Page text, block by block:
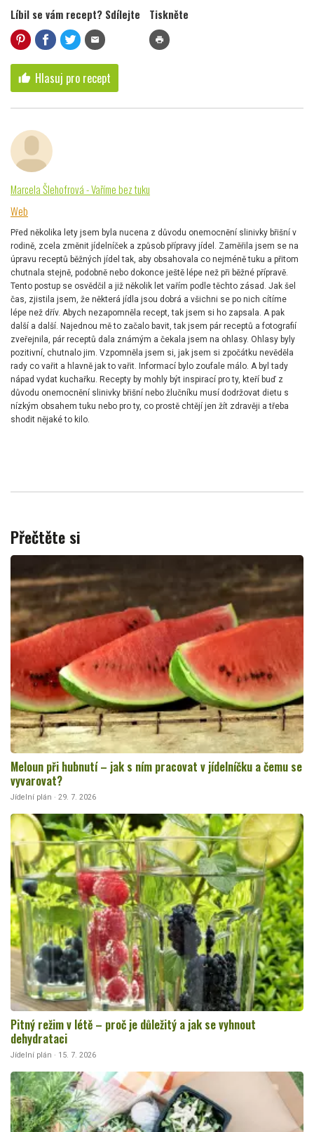
Líbil se vám recept? Sdílejte
mail
Tiskněte
print
thumb_up Hlasuj pro recept
Marcela Šlehofrová - Vaříme bez tuku
Web
Před několika lety jsem byla nucena z důvodu onemocnění slinivky břišní v
rodině, zcela změnit jídelníček a způsob přípravy jídel. Zaměřila jsem se na
úpravu receptů běžných jídel tak, aby obsahovala co nejméně tuku a přitom
chutnala stejně, podobně nebo dokonce ještě lépe než při běžné přípravě.
Tento postup se osvědčil a již několik let vařím podle těchto zásad. Jak šel
čas, zjistila jsem, že některá jídla jsou dobrá a všichni se po nich cítíme
lépe než dřív. Abych nezapomněla recept, tak jsem si ho zapsala. A pak
další a další. Najednou mě to začalo bavit, tak jsem pár receptů a fotografií
zveřejnila, pár receptů dala známým a čekala jsem na ohlasy. Ohlasy byly
pozitivní, chutnalo jim. Vzpomněla jsem si, jak jsem si zpočátku nevěděla
rady co vařit a hlavně jak to vařit. Informací bylo zoufale málo. A byl tady
nápad vydat kuchařku. Recepty by mohly být inspirací pro ty, kteří buď z
důvodu onemocnění slinivky břišní nebo žlučníku musí dodržovat dietu s
nízkým obsahem tuku nebo pro ty, co prostě chtějí jen žít zdravěji a třeba
shodit nějaké to kilo.
Přečtěte si
Meloun při hubnutí – jak s ním pracovat v jídelníčku a čemu se
vyvarovat?
Jídelní plán · 29. 7. 2026
Pitný režim v létě – proč je důležitý a jak se vyhnout
dehydrataci
Jídelní plán · 15. 7. 2026